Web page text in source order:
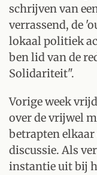
schrijven van
verrassend, de
lokaal politiek
ben lid van de
Solidariteit".
Vorige week
over de vrijwel
betrapten elkaar
discussie. Als
instantie uit bij